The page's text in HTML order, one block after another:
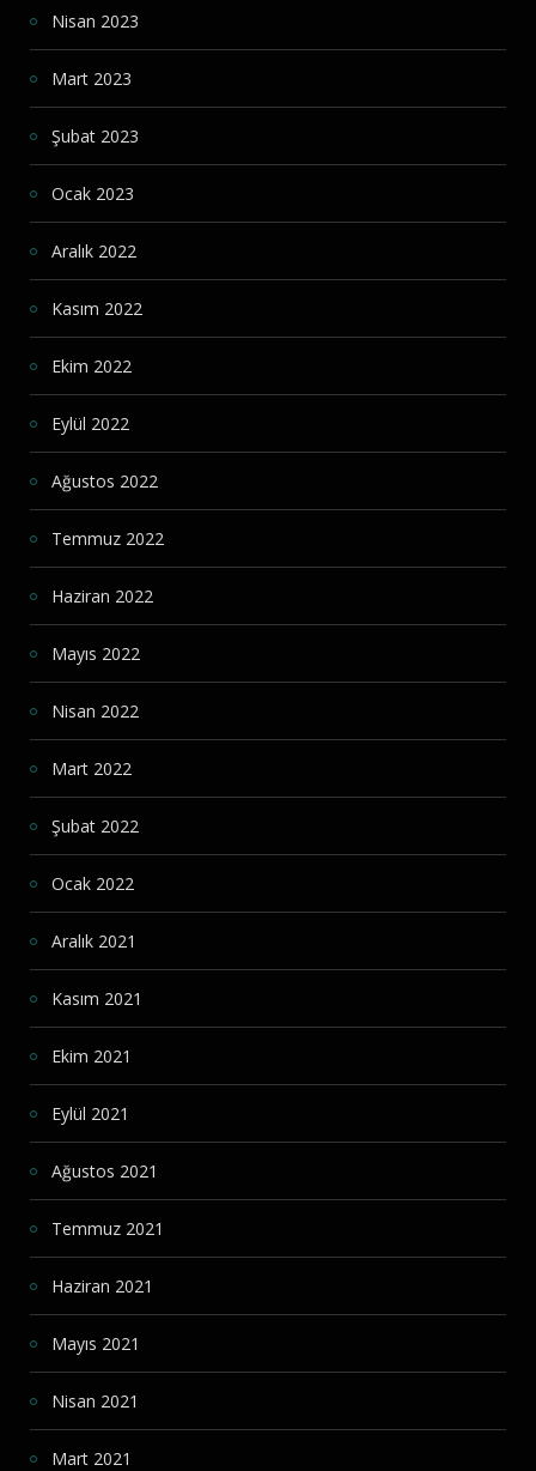
Nisan 2023
Mart 2023
Şubat 2023
Ocak 2023
Aralık 2022
Kasım 2022
Ekim 2022
Eylül 2022
Ağustos 2022
Temmuz 2022
Haziran 2022
Mayıs 2022
Nisan 2022
Mart 2022
Şubat 2022
Ocak 2022
Aralık 2021
Kasım 2021
Ekim 2021
Eylül 2021
Ağustos 2021
Temmuz 2021
Haziran 2021
Mayıs 2021
Nisan 2021
Mart 2021